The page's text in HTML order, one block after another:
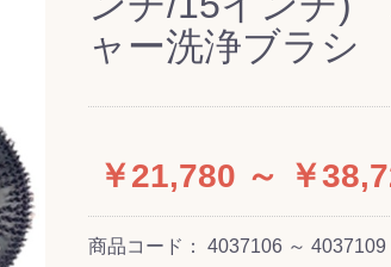
ャー洗浄ブラシ
￥21,780 ～ ￥
商品コード： 4037106 ～ 4037109